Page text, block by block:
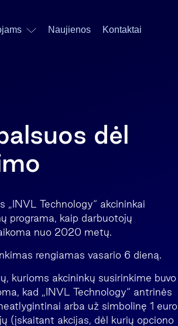
Naujienos Kontaktai
dėl
„INVL Technology“ akcininkai
programa, kaip darbuotojų
nuo 2020 metų.
rengiamas vasario 6 dieną.
kurioms akcininkų susirinkime buvo
kad „INVL Technology“ antrinės
arba už simbolinę 1 euro
(įskaitant akcijas, dėl kurių opciono